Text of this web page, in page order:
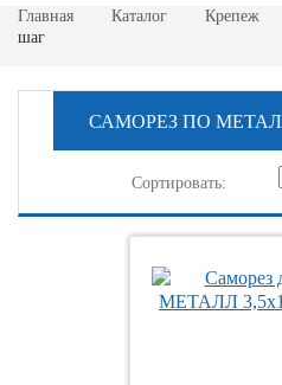
Главная Каталог Крепеж
шаг
САМОРЕЗ ПО
Сортировать: